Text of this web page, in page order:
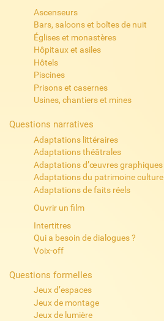
Ascenseurs
Bars, saloons et boîtes de nuit
Églises et monastères
Hôpitaux et asiles
Hôtels
Piscines
Prisons et casernes
Usines, chantiers et mines
Questions narratives
Adaptations littéraires
Adaptations théâtrales
Adaptations d’œuvres graphiques
Adaptations du patrimoine culturel
Adaptations de faits réels
Ouvrir un film
Intertitres
Qui a besoin de dialogues ?
Voix-off
Questions formelles
Jeux d’espaces
Jeux de montage
Jeux de lumière